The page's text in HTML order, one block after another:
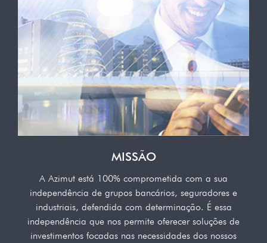
MISSÃO
A Azimut está 100% comprometida com a sua
independência de grupos bancários, seguradores e
industriais, defendida com determinação. É essa
independência que nos permite oferecer soluções de
investimentos focadas nas necessidades dos nossos